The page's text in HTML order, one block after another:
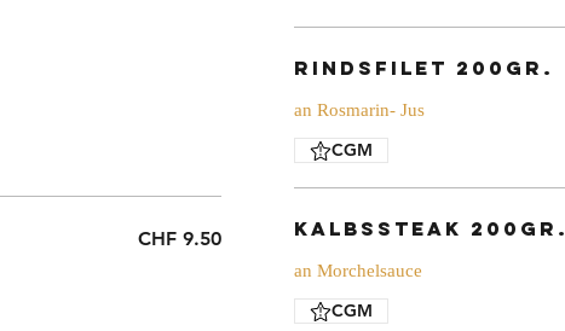
CHF 9.50
Rindsfilet 200gr.
an Rosmarin- Jus
CGM
Kalbssteak 200gr.
an Morchelsauce
CGM